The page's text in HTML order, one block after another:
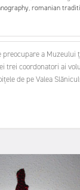
,romanian
preocupare a Muzeului
trei coordonatori ai
de pe Valea